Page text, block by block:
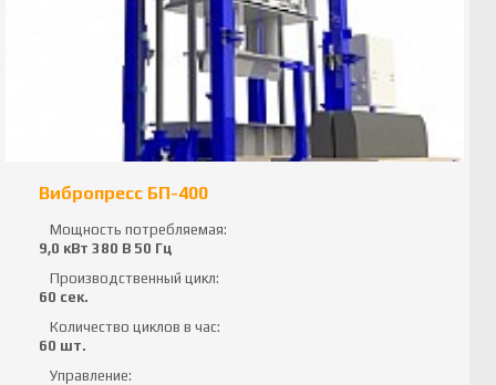
Вибропресс БП-400
Мощность потребляемая:
9,0 кВт 380 В 50 Гц
Производственный цикл:
60 сек.
Количество циклов в час:
60 шт.
Управление: